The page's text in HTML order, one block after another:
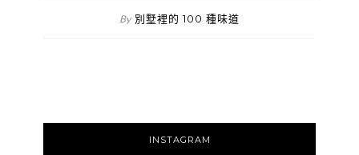
By 別墅裡的 100 種味道
INSTAGRAM